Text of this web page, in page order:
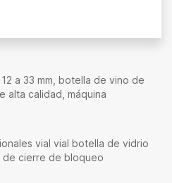
a 33 mm, botella de vino de
alta calidad, máquina
vial vial botella de vidrio
de cierre de bloqueo